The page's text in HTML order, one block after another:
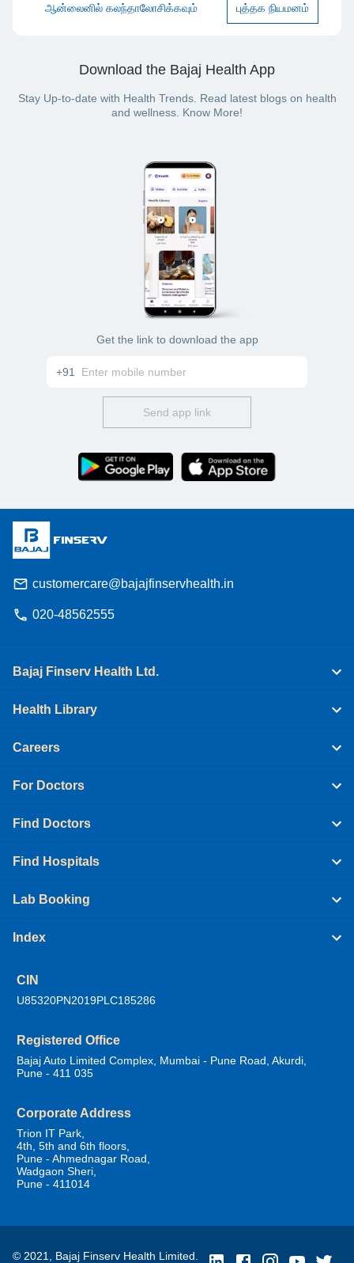
ஆன்லைனில் கலந்தாலோசிக்கவும் புத்தக நியமனம்
Download the Bajaj Health App
Stay Up-to-date with Health Trends. Read latest blogs on health
and wellness. Know More!
Get the link to download the app
+91
Send app link
customercare@bajajfinservhealth.in
020-48562555
Bajaj Finserv Health Ltd.
Health Library
Careers
For Doctors
Find Doctors
Find Hospitals
Lab Booking
Index
CIN
U85320PN2019PLC185286
Registered Office
Bajaj Auto Limited Complex, Mumbai - Pune Road, Akurdi,
Pune - 411 035
Corporate Address
Trion IT Park,
4th, 5th and 6th floors,
Pune - Ahmednagar Road,
Wadgaon Sheri,
Pune - 411014
© 2021, Bajaj Finserv Health Limited.